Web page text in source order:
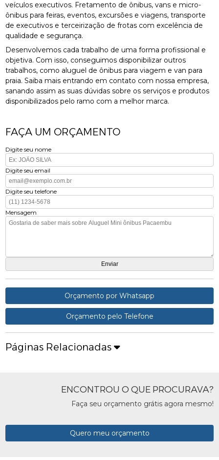
veículos executivos. Fretamento de ônibus, vans e micro-
ônibus para feiras, eventos, excursões e viagens, transporte
de executivos e terceirização de frotas com excelência de
qualidade e segurança.
Desenvolvemos cada trabalho de uma forma profissional e
objetiva. Com isso, conseguimos disponibilizar outros
trabalhos, como aluguel de ônibus para viagem e van para
praia. Saiba mais entrando em contato com nossa empresa,
sanando assim as suas dúvidas sobre os serviços e produtos
disponibilizados pelo ramo com a melhor marca.
FAÇA UM ORÇAMENTO
Digite seu nome
Digite seu email
Digite seu telefone
Mensagem
Orçamento por Whatsapp
Orçamento pelo Telefone
Páginas Relacionadas
ENCONTROU O QUE PROCURAVA?
Faça seu orçamento grátis agora mesmo!
Quero meu orçamento